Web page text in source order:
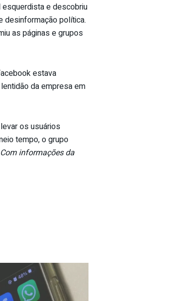
e descobriu
desinformação política.
as páginas e grupos
estava
da empresa em
os usuários
tempo, o grupo
Com informações da